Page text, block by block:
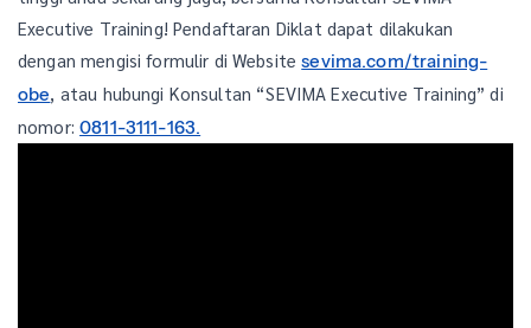
Executive Training! Pendaftaran Diklat dapat dilakukan
dengan mengisi formulir di Websitesevima.com/training-
obe, atau hubungi Konsultan “SEVIMA Executive Training” di
nomor:0811-3111-163.